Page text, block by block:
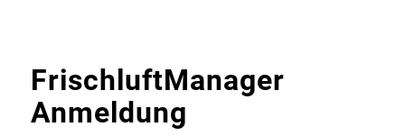
FrischluftManager
Anmeldung